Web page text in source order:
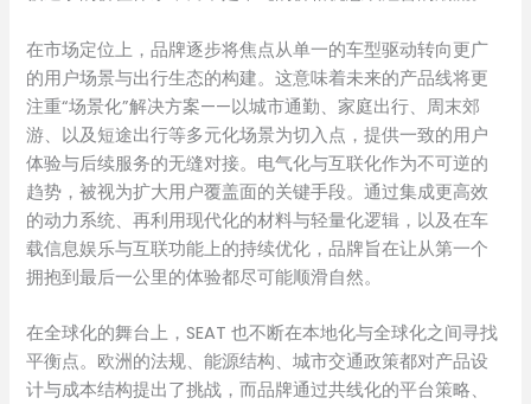
在市场定位上，品牌逐步将焦点从单一的车型驱动转向更广
的用户场景与出行生态的构建。这意味着未来的产品线将更
注重“场景化”解决方案——以城市通勤、家庭出行、周末郊
游、以及短途出行等多元化场景为切入点，提供一致的用户
体验与后续服务的无缝对接。电气化与互联化作为不可逆的
趋势，被视为扩大用户覆盖面的关键手段。通过集成更高效
的动力系统、再利用现代化的材料与轻量化逻辑，以及在车
载信息娱乐与互联功能上的持续优化，品牌旨在让从第一个
拥抱到最后一公里的体验都尽可能顺滑自然。
在全球化的舞台上，SEAT 也不断在本地化与全球化之间寻找
平衡点。欧洲的法规、能源结构、城市交通政策都对产品设
计与成本结构提出了挑战，而品牌通过共线化的平台策略、